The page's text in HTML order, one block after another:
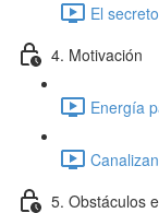
El
4. Motivación
Energía
5. Obstáculos